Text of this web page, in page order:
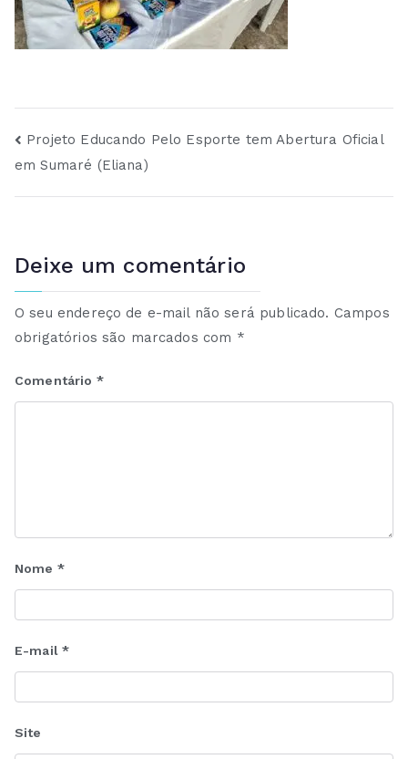
Navegação
Projeto Educando Pelo Esporte tem Abertura Oficial
em Sumaré (Eliana)
Deixe um comentário
O seu endereço de e-mail não será publicado. Campos
obrigatórios são marcados com *
Comentário *
Nome *
E-mail*
Site